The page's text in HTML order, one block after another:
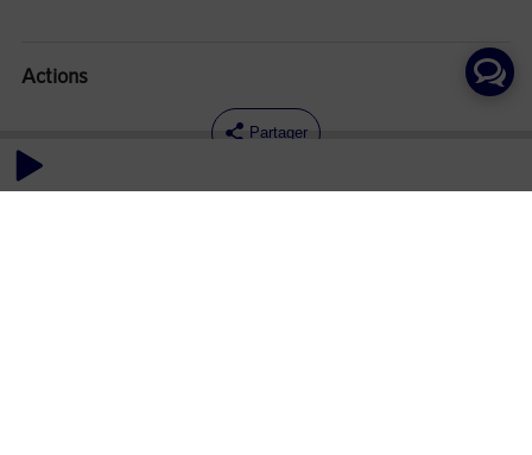
Actions
Partager
Commentaires